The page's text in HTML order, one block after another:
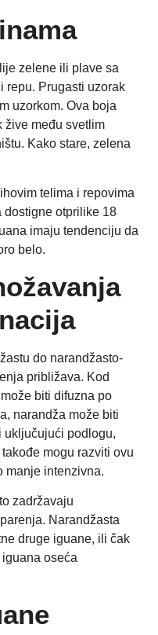
zelene ili plave sa
repu. Prugasti uzorak
uzorkom. Ova boja
žive među svetlim
Kako stare, zelena
telima i repovima
dostigne otprilike 18
imaju tendenciju da
belo.
do narandžasto-
približava. Kod
biti difuzna po
narandža može biti
uključujući podlogu,
mogu razviti ovu
manje intenzivna.
zadržavaju
Narandžasta
druge iguane, ili čak
oseća